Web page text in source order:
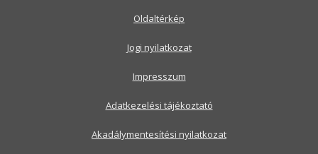
Oldaltérkép
Jogi nyilatkozat
Impresszum
Adatkezelési tájékoztató
Akadálymentesítési nyilatkozat